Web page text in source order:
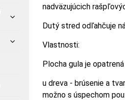
nadväzujúcich
Dutý stred odľahčuje
Vlastnosti:
Plocha gula je
u dreva - brúsenie a
možno s úspechom